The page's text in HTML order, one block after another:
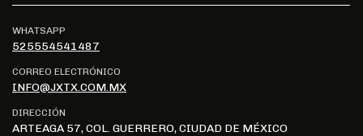
WHATSAPP
525554541487
CORREO ELECTRÓNICO
INFO@JXTX.COM.MX
DIRECCIÓN
ARTEAGA 57, COL. GUERRERO, CIUDAD DE MÉXICO